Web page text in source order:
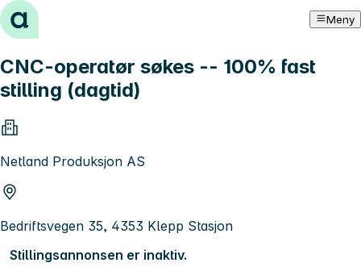
Hopp til innhold Meny
CNC-operatør søkes -- 100% fast
stilling (dagtid)
Netland Produksjon AS
Bedriftsvegen 35, 4353 Klepp Stasjon
Stillingsannonsen er inaktiv.